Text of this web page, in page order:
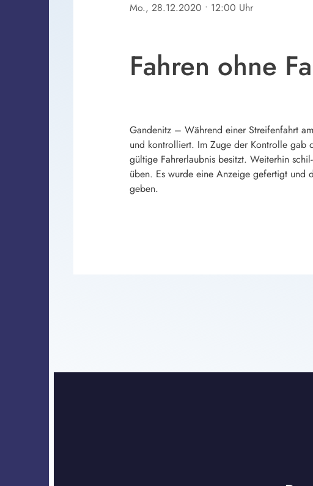
Mo., 28.12.2020 • 12:00 Uhr
Fahren ohne
Gandenitz – Während einer Streifenfahrt
und kontrolliert. Im Zuge der Kontrolle gab
gültige Fahrerlaubnis besitzt. Weiterhin
üben. Es wurde eine Anzeige gefertigt und
geben.